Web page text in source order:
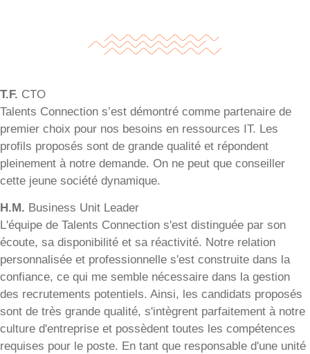
T.F. CTO
Talents Connection s’est démontré comme partenaire de
premier choix pour nos besoins en ressources IT. Les
profils proposés sont de grande qualité et répondent
pleinement à notre demande. On ne peut que conseiller
cette jeune société dynamique.
H.M. Business Unit Leader
L'équipe de Talents Connection s'est distinguée par son
écoute, sa disponibilité et sa réactivité. Notre relation
personnalisée et professionnelle s'est construite dans la
confiance, ce qui me semble nécessaire dans la gestion
des recrutements potentiels. Ainsi, les candidats proposés
sont de très grande qualité, s'intègrent parfaitement à notre
culture d'entreprise et possèdent toutes les compétences
requises pour le poste. En tant que responsable d'une unité